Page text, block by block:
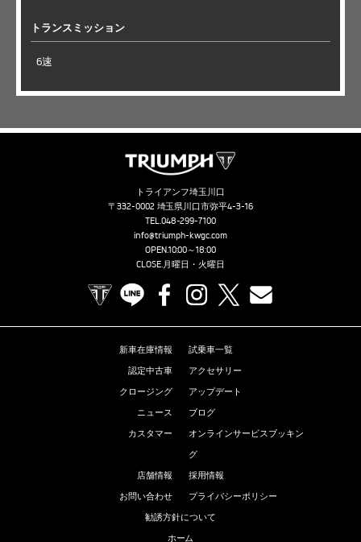
トランスミッション
6速
トライアンフ埼玉川口
〒332-0002 埼玉県川口市弥平4-3-16
TEL.048-299-7100
info@triumph-kwgc.com
OPEN.10:00～18:00
CLOSE.月曜日・火曜日
TRIUMPH OFFICIAL SITE
LINE FacebookInstagram
新車在庫情報
試乗車一覧
認定中古車
アクセサリー
クロージング
アップデート
ニュース
ブログ
カスタマー
オンラインサービスブッキン
グ
店舗情報
採用情報
お問い合わせ
プライバシーポリシー
勧誘方針について
ホーム